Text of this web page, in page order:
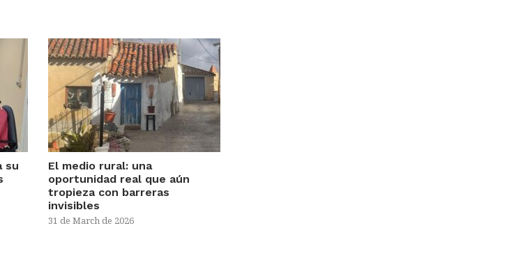
su
El medio rural: una
oportunidad real que aún
tropieza con barreras
invisibles
31 de March de 2026